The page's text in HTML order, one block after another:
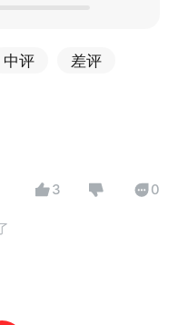
中评 差评
3 0